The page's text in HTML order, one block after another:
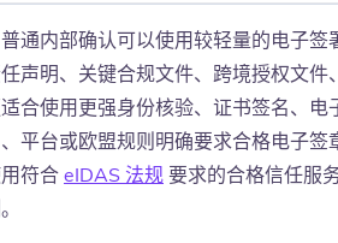
通内部确认可以使用较轻量的电子签
声明、关键合规文件、跨境授权文件
合使用更强身份核验、证书签名、电
平台或欧盟规则明确要求合格电子签
符合eIDAS 法规要求的合格信任服